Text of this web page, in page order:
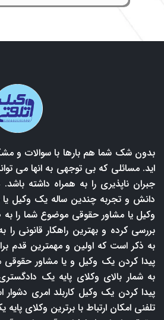
بدون شک شما هم بارها با سوالات و
اید. مسائلی که بی توجهی به انها می
جبران ناپذیری را به همراه داشته
دانش و تجربه چندین ساله یک وکیل یا
وکیل یا مشاور حقوقی موضوع شما را
بررسی کرده و بهترین راهکار قانونی را
به ذکر است که اولین و مهمترین قدم
پیدا کردن یک وکیل و یا مشاور
به شمار بالای وکلای پایه یک
پیدا کردن یک وکیل کاربلد امری
تلفنی امکان ارتباط با برترین وکلای